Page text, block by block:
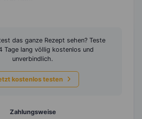
das ganze Rezept sehen? Teste
Tage lang völlig kostenlos und
unverbindlich.
kostenlos testen
Zahlungsweise